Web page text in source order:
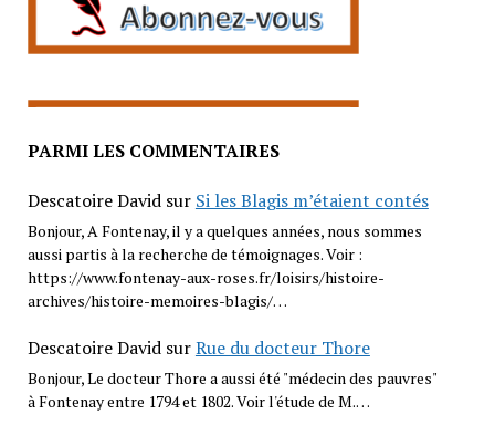
PARMI LES COMMENTAIRES
Descatoire Davidsur Si les Blagis m’étaient contés
Bonjour, A Fontenay, il y a quelques années, nous sommes
aussi partis à la recherche de témoignages. Voir :
https://www.fontenay-aux-roses.fr/loisirs/histoire-
archives/histoire-memoires-blagis/…
Descatoire DavidsurRue du docteur Thore
Bonjour, Le docteur Thore a aussi été "médecin des pauvres"
à Fontenay entre 1794 et 1802. Voir l'étude de M.…